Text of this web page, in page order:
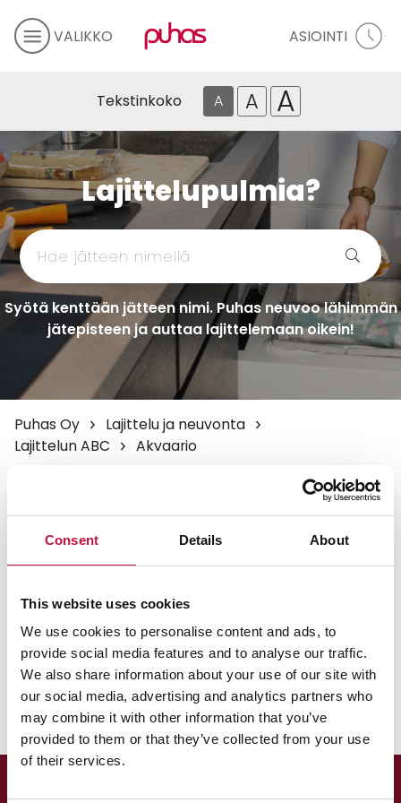
Consent Details About
This website uses cookies
We use cookies to personalise content and ads, to
provide social media features and to analyse our traffic.
We also share information about your use of our site with
our social media, advertising and analytics partners who
may combine it with other information that you’ve
provided to them or that they’ve collected from your use
of their services.
VALIKKO ASIOINTI
Tekstinkoko A A A
Lajittelupulmia?
Syötä kenttään jätteen nimi. Puhas neuvoo lähimmän
jätepisteen ja auttaa lajittelemaan oikein!
Puhas Oy
Lajittelu ja neuvonta
Lajittelun ABC
Akvaario
Vie rikkoutunut ja käyttökelvoton
akvaario Kontiokaaren itsepalveluasemalle tai muille
jäteasemille.